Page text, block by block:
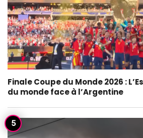
Finale Coupe du Monde 2026 :
du monde face à l’Argentine